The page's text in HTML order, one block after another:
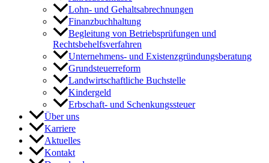
Lohn- und Gehaltsabrechnungen
Finanzbuchhaltung
Begleitung von Betriebsprüfungen und
Rechtsbehelfsverfahren
Unternehmens- und Existenzgründungsberatung
Grundsteuerreform
Landwirtschaftliche Buchstelle
Kindergeld
Erbschaft- und Schenkungssteuer
Über uns
Karriere
Aktuelles
Kontakt